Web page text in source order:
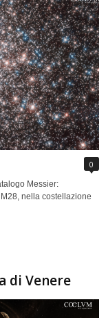
0
Messier:
nella costellazione
di Venere